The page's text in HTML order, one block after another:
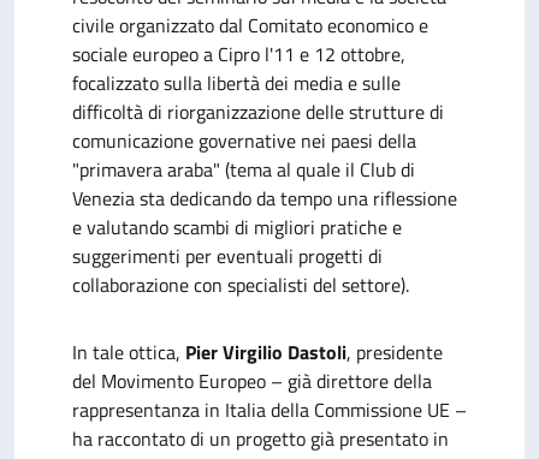
civile organizzato dal Comitato economico e
sociale europeo a Cipro l'11 e 12 ottobre,
focalizzato sulla libertà dei media e sulle
difficoltà di riorganizzazione delle strutture di
comunicazione governative nei paesi della
"primavera araba" (tema al quale il Club di
Venezia sta dedicando da tempo una riflessione
e valutando scambi di migliori pratiche e
suggerimenti per eventuali progetti di
collaborazione con specialisti del settore).
In tale ottica, Pier Virgilio Dastoli, presidente
del Movimento Europeo – già direttore della
rappresentanza in Italia della Commissione UE –
ha raccontato di un progetto già presentato in